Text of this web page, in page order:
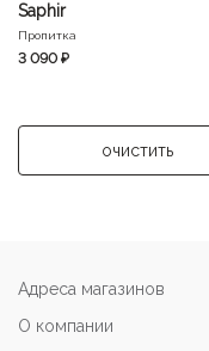
Saphir
Пропитка
3 090 ₽
очистить
Адреса магазинов
О компании